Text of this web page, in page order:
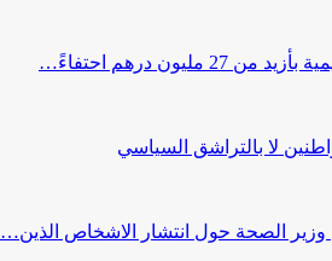
درهم احتفاءً…
لا بالتراشق السياسي
وزير الصحة حول انتشار الاشخاص الذين…